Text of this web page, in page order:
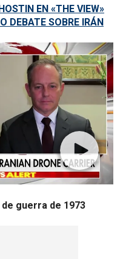
EN «THE VIEW»
DEBATE SOBRE IRÁN
guerra de 1973